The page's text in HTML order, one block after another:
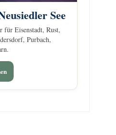
See
für Eisenstadt, Rust,
Purbach,